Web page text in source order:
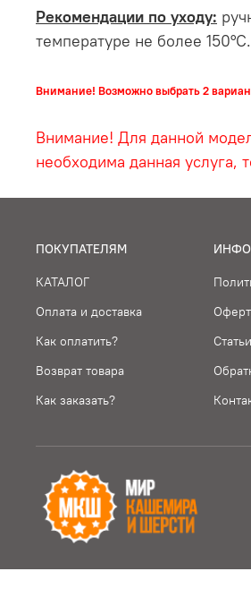
Рекомендации по уходу:
температуре не более 150°С.
Внимание! Возможно выбрать 2
Внимание! Для данной
необходима данная услуга,
ПОКУПАТЕЛЯМ
КАТАЛОГ
Оплата и доставка
Как оплатить?
Возврат товара
Как заказать?
Статьи